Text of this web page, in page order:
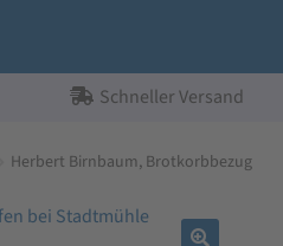
Schneller Versand
Herbert Birnbaum, Brotkorbbezug